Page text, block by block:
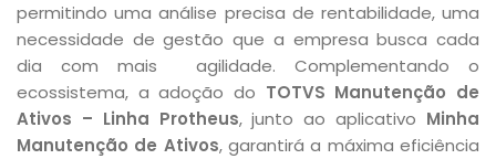
permitindo uma análise precisa de rentabilidade, uma
necessidade de gestão que a empresa busca cada
dia com mais agilidade. Complementando o
ecossistema, a adoção do TOTVS Manutenção de
Ativos – Linha Protheus, junto ao aplicativo Minha
Manutenção de Ativos, garantirá a máxima eficiência